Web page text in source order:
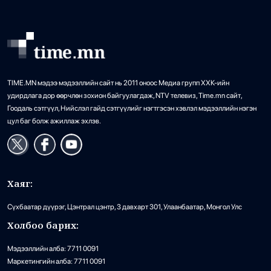
TIME.MN мэдээ мэдээллийн сайт нь 2011 оноос Медиа групп ХХК-ийн
удирдлага дор өөрчлөн зохион байгуулагдаж, NTV телевиз, Time.mn сайт,
Гоодаль сэтгүүл, Нийслэл гайд сэтгүүлийг нэгтгэсэн хэвлэл мэдээллийн нэгэн
цул баг болж ажиллаж эхлэв.
Хаяг:
Сүхбаатар дүүрэг, Цэнтрал цэнтр, 3 давхарт 301, Улаанбаатар, Монгол Улс
Холбоо барих:
Мэдээллийн алба: 7711 0091
Маркетингийн алба: 7711 0091